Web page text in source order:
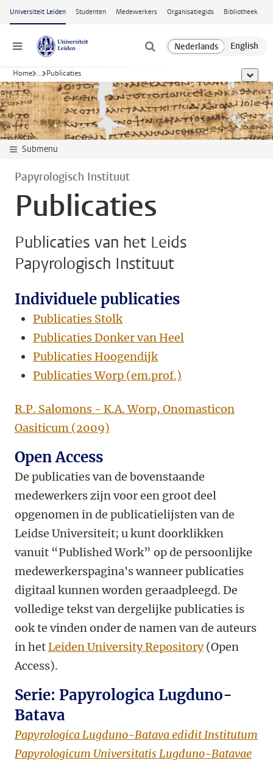
Ga naar hoofdinhoud
Universiteit Leiden Studenten Medewerkers Organisatiegids Bibliotheek
Menu
Home ... Publicaties toon
Submenu
Papyrologisch Instituut
Publicaties
Publicaties van het Leids
Papyrologisch Instituut
Individuele publicaties
Publicaties Stolk
Publicaties Donker van Heel
Publicaties Hoogendijk
Publicaties Worp (em.prof.)
R.P. Salomons - K.A. Worp, Onomasticon
Oasiticum (2009)
Open Access
De publicaties van de bovenstaande
medewerkers zijn voor een groot deel
opgenomen in de publicatielijsten van de
Leidse Universiteit; u kunt doorklikken
vanuit “Published Work” op de persoonlijke
medewerkerspagina's wanneer publicaties
digitaal kunnen worden geraadpleegd. De
volledige tekst van dergelijke publicaties is
ook te vinden onder de namen van de auteurs
in hetLeiden University Repository(Open
Access).
Serie: Papyrologica Lugduno-
Batava
Papyrologica Lugduno-Batava edidit Institutum
Papyrologicum Universitatis Lugduno-Batavae